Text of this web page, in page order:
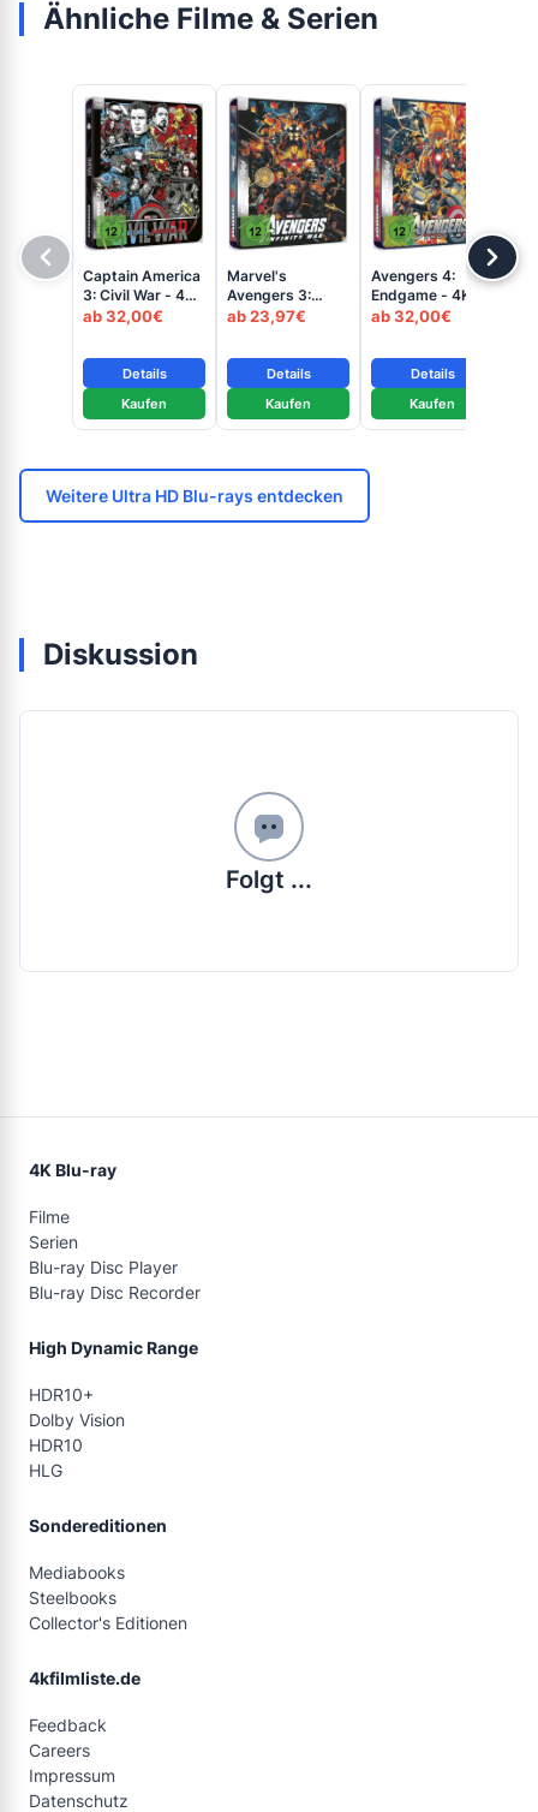
Ähnliche Filme & Serien
Captain America
3: Civil War - 4K
Mondo Steelbook
ab 32,00€
Details
Kaufen
Marvel's
Avengers 3:
Infinity War - 4K
ab 23,97€
Details
Kaufen
Avengers 4:
Endgame - 4K
Mondo Steelbook
ab 32,00€
Details
Kaufen
Weitere Ultra HD Blu-rays entdecken
Diskussion
Folgt ...
4K Blu-ray
Filme
Serien
Blu-ray Disc Player
Blu-ray Disc Recorder
High Dynamic Range
HDR10+
Dolby Vision
HDR10
HLG
Sondereditionen
Mediabooks
Steelbooks
Collector's Editionen
4kfilmliste.de
Feedback
Careers
Impressum
Datenschutz